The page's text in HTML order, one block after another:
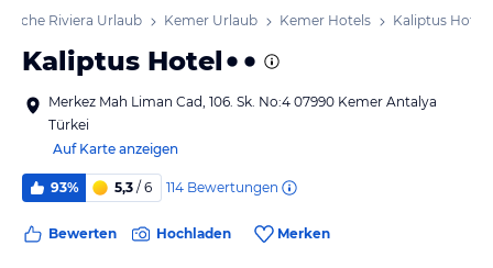
Riviera Urlaub Kemer Urlaub Kemer Hotels Kaliptus Hotel
Kaliptus Hotel
Merkez Mah Liman Cad, 106. Sk. No:4 07990 Kemer Antalya
Türkei
Auf Karte anzeigen
93% 5,3 / 6 114 Bewertungen
Bewerten Hochladen Merken